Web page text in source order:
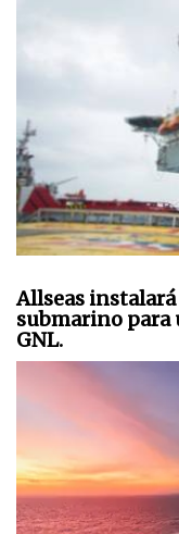
Allseas
submarino para
GNL.